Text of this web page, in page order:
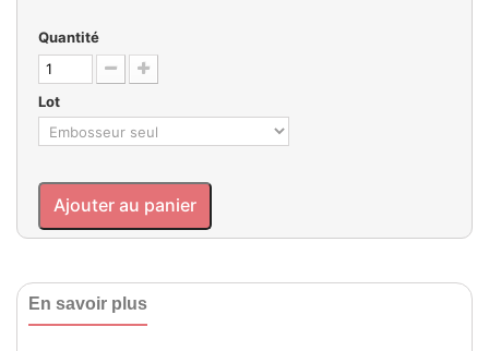
Quantité
Lot
Ajouter au panier
En savoir plus